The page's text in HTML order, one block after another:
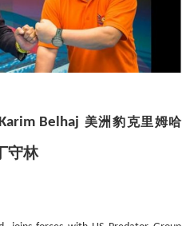
Karim Belhaj 美洲豹克里姆哈
守林